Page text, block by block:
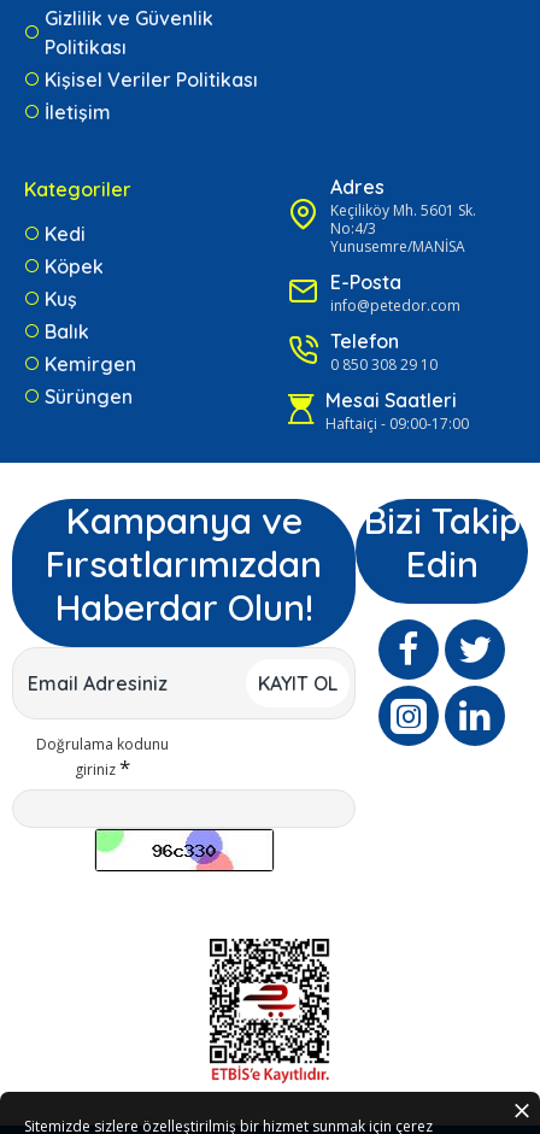
Gizlilik ve Güvenlik
Politikası
Kişisel Veriler Politikası
İletişim
Kategoriler
Kedi
Köpek
Kuş
Balık
Kemirgen
Sürüngen
Adres
Keçiliköy Mh. 5601 Sk.
No:4/3
Yunusemre/MANİSA
E-Posta
info@petedor.com
Telefon
0 850 308 29 10
Mesai Saatleri
Haftaiçi - 09:00-17:00
Kampanya ve
Fırsatlarımızdan
Haberdar Olun!
KAYIT OL
Doğrulama kodunu
giriniz
Bizi Takip
Edin
Sitemizde sizlere özelleştirilmiş bir hizmet sunmak için çerez